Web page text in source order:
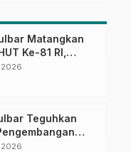
Matangkan
Ke-81 RI,
di Lapangan
Teguhkan
melalui